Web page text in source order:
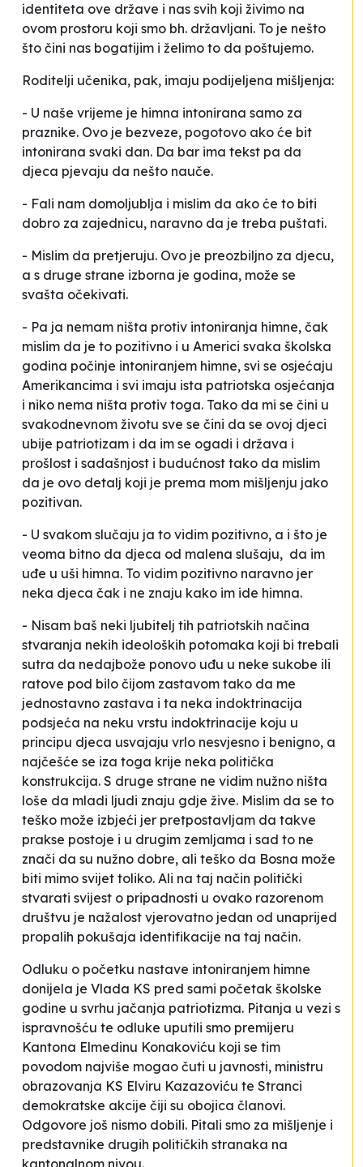
identiteta ove države i nas svih koji živimo na
ovom prostoru koji smo bh. državljani. To je nešto
što čini nas bogatijim i želimo to da poštujemo.
Roditelji učenika, pak, imaju podijeljena mišljenja:
- U naše vrijeme je himna intonirana samo za
praznike. Ovo je bezveze, pogotovo ako će bit
intonirana svaki dan. Da bar ima tekst pa da
djeca pjevaju da nešto nauče.
- Fali nam domoljublja i mislim da ako će to biti
dobro za zajednicu, naravno da je treba puštati.
- Mislim da pretjeruju. Ovo je preozbiljno za djecu,
a s druge strane izborna je godina, može se
svašta očekivati.
- Pa ja nemam ništa protiv intoniranja himne, čak
mislim da je to pozitivno i u Americi svaka školska
godina počinje intoniranjem himne, svi se osjećaju
Amerikancima i svi imaju ista patriotska osjećanja
i niko nema ništa protiv toga. Tako da mi se čini u
svakodnevnom životu sve se čini da se ovoj djeci
ubije patriotizam i da im se ogadi i država i
prošlost i sadašnjost i budućnost tako da mislim
da je ovo detalj koji je prema mom mišljenju jako
pozitivan.
- U svakom slučaju ja to vidim pozitivno, a i što je
veoma bitno da djeca od malena slušaju, da im
uđe u uši himna. To vidim pozitivno naravno jer
neka djeca čak i ne znaju kako im ide himna.
- Nisam baš neki ljubitelj tih patriotskih načina
stvaranja nekih ideoloških potomaka koji bi trebali
sutra da nedajbože ponovo uđu u neke sukobe ili
ratove pod bilo čijom zastavom tako da me
jednostavno zastava i ta neka indoktrinacija
podsjeća na neku vrstu indoktrinacije koju u
principu djeca usvajaju vrlo nesvjesno i benigno, a
najčešće se iza toga krije neka politička
konstrukcija. S druge strane ne vidim nužno ništa
loše da mladi ljudi znaju gdje žive. Mislim da se to
teško može izbjeći jer pretpostavljam da takve
prakse postoje i u drugim zemljama i sad to ne
znači da su nužno dobre, ali teško da Bosna može
biti mimo svijet toliko. Ali na taj način politički
stvarati svijest o pripadnosti u ovako razorenom
društvu je nažalost vjerovatno jedan od unaprijed
propalih pokušaja identifikacije na taj način.
Odluku o početku nastave intoniranjem himne
donijela je Vlada KS pred sami početak školske
godine u svrhu jačanja patriotizma. Pitanja u vezi s
ispravnošću te odluke uputili smo premijeru
Kantona Elmedinu Konakoviću koji se tim
povodom najviše mogao čuti u javnosti, ministru
obrazovanja KS Elviru Kazazoviću te Stranci
demokratske akcije čiji su obojica članovi.
Odgovore još nismo dobili. Pitali smo za mišljenje i
predstavnike drugih političkih stranaka na